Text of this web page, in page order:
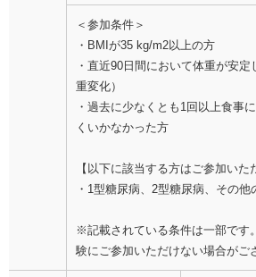
＜参加条件＞
・BMIが35 kg/m2以上の方
・直近90日間において体重が安
重変化）
・過去に少なくとも1回以上食事
くいかなかった方
【以下に該当する方はご参加いた
・1型糖尿病、2型糖尿病、その他
※記載されている条件は一部です
験にご参加いただけない場合がご